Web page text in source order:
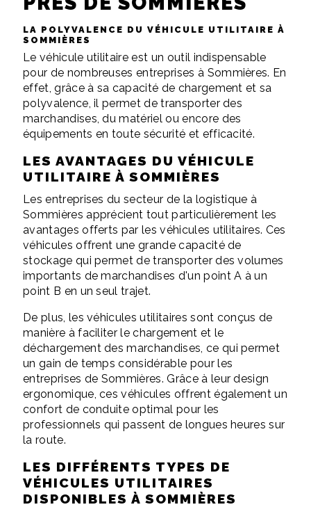
LA POLYVALENCE DU VÉHICULE UTILITAIRE À
SOMMIÈRES
Le véhicule utilitaire est un outil indispensable
pour de nombreuses entreprises à Sommières. En
effet, grâce à sa capacité de chargement et sa
polyvalence, il permet de transporter des
marchandises, du matériel ou encore des
équipements en toute sécurité et efficacité.
LES AVANTAGES DU VÉHICULE
UTILITAIRE À SOMMIÈRES
Les entreprises du secteur de la logistique à
Sommières apprécient tout particulièrement les
avantages offerts par les véhicules utilitaires. Ces
véhicules offrent une grande capacité de
stockage qui permet de transporter des volumes
importants de marchandises d'un point A à un
point B en un seul trajet.
De plus, les véhicules utilitaires sont conçus de
manière à faciliter le chargement et le
déchargement des marchandises, ce qui permet
un gain de temps considérable pour les
entreprises de Sommières. Grâce à leur design
ergonomique, ces véhicules offrent également un
confort de conduite optimal pour les
professionnels qui passent de longues heures sur
la route.
LES DIFFÉRENTS TYPES DE
VÉHICULES UTILITAIRES
DISPONIBLES À SOMMIÈRES